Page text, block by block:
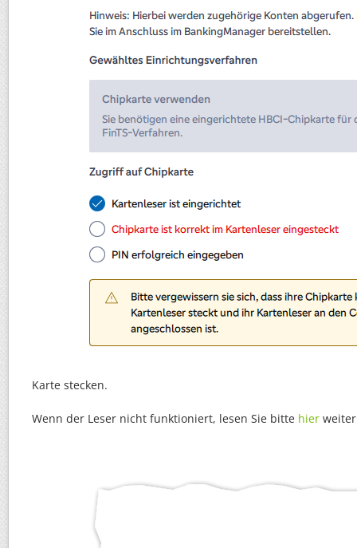
Karte stecken.
Wenn der Leser nicht funktioniert, lesen Sie bitte hier